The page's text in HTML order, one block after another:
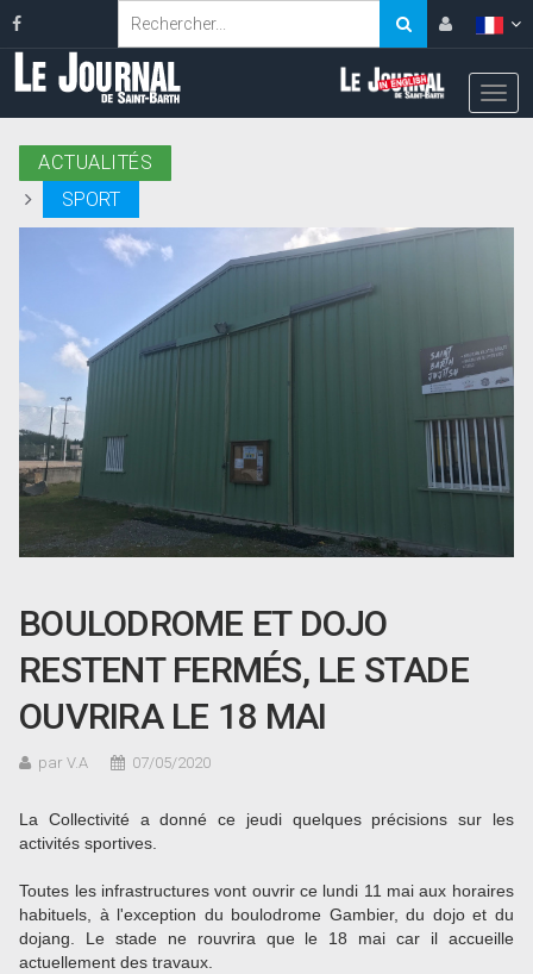
ACTUALITÉS
SPORT
BOULODROME ET DOJO
RESTENT FERMÉS, LE STADE
OUVRIRA LE 18 MAI
par V.A 07/05/2020
La Collectivité a donné ce jeudi quelques précisions sur les
activités sportives.
Toutes les infrastructures vont ouvrir ce lundi 11 mai aux horaires
habituels, à l'exception du boulodrome Gambier, du dojo et du
dojang. Le stade ne rouvrira que le 18 mai car il accueille
actuellement des travaux.